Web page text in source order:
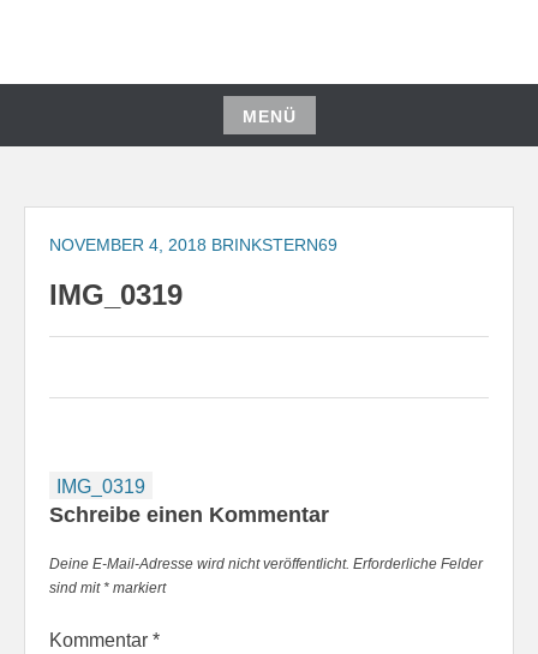
springen
MENÜ
Zum
springen
NOVEMBER 4, 2018 BRINKSTERN69
IMG_0319
Beitragsnavigation
IMG_0319
Schreibe einen Kommentar
Deine E-Mail-Adresse wird nicht veröffentlicht. Erforderliche Felder
sind mit* markiert
Kommentar *